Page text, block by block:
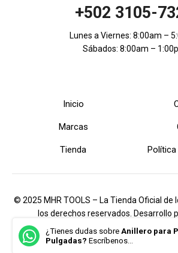
+502 3105-
Lunes a Viernes: 8:00am –
Sábados: 8:00am –
Inicio
Marcas
Tienda Política
© 2025 MHR TOOLS – La Tienda Oficial de
los derechos reservados. Desarrollo
¿Tienes dudas sobre Anillero para
Pulgadas? Escríbenos...